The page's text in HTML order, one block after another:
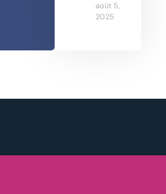
août 5,
2025